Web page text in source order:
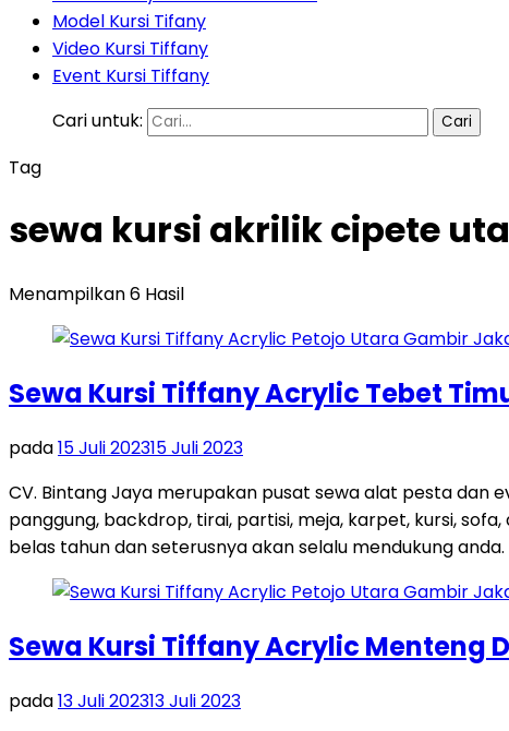
Model Kursi Tifany
Video Kursi Tiffany
Event Kursi Tiffany
Cari untuk:
Tag
sewa kursi akrilik cipete
Menampilkan 6 Hasil
Sewa Kursi Tiffany Acrylic Tebet
pada15 Juli 202315 Juli 2023
CV. Bintang Jaya merupakan pusat sewa alat pesta
panggung, backdrop, tirai, partisi, meja, karpet, kursi,
belas tahun dan seterusnya akan selalu mendukung anda.
Sewa Kursi Tiffany Acrylic Menteng
pada13 Juli 202313 Juli 2023